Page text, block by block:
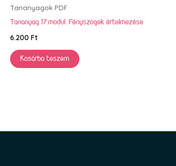
Tananyagok PDF
Tananyag 17.modul: Fényszögek értelmezése
6.200 Ft
Kosárba teszem